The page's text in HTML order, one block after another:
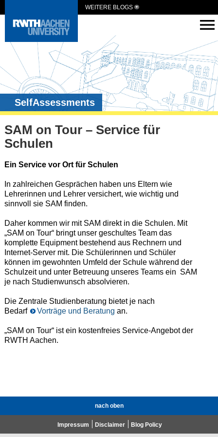
WEITERE BLOGS
SelfAssessments
SAM on Tour – Service für
Schulen
Ein Service vor Ort für Schulen
In zahlreichen Gesprächen haben uns Eltern wie
Lehrerinnen und Lehrer versichert, wie wichtig und
sinnvoll sie SAM finden.
Daher kommen wir mit SAM direkt in die Schulen. Mit
„SAM on Tour“ bringt unser geschultes Team das
komplette Equipment bestehend aus Rechnern und
Internet-Server mit. Die Schülerinnen und Schüler
können im gewohnten Umfeld der Schule während der
Schulzeit und unter Betreuung unseres Teams ein SAM
je nach Studienwunsch absolvieren.
Die Zentrale Studienberatung bietet je nach
Bedarf
Vorträge und Beratung an.
„SAM on Tour“ ist ein kostenfreies Service-Angebot der
RWTH Aachen.
nach oben
Impressum Disclaimer Blog Policy